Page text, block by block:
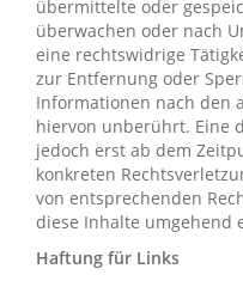
übermittelte oder
überwachen oder nach
eine rechtswidrige
zur Entfernung oder
Informationen nach den
hiervon unberührt. Eine
jedoch erst ab dem
konkreten
von entsprechenden
diese Inhalte umgehend
Haftung für Links